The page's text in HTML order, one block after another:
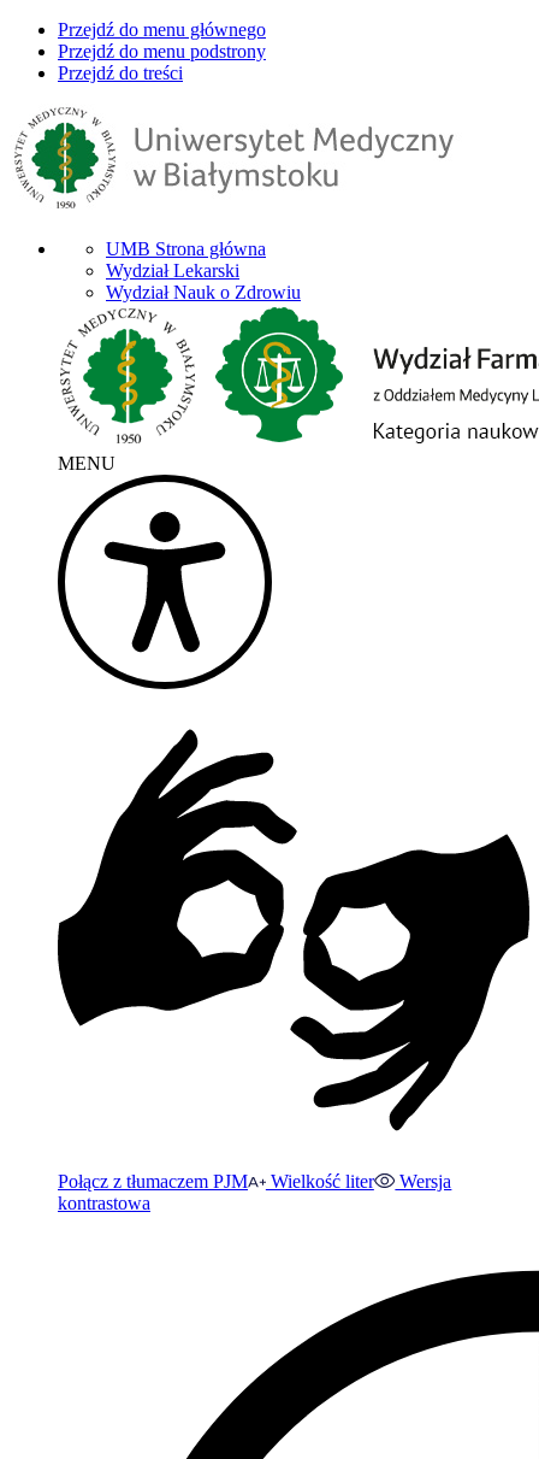
Przejdź do menu głównego
Przejdź do menu podstrony
Przejdź do treści
UMB Strona główna
Wydział Lekarski
Wydział Nauk o Zdrowiu
MENU
Połącz z tłumaczem PJM Wielkość liter
Wersja
kontrastowa